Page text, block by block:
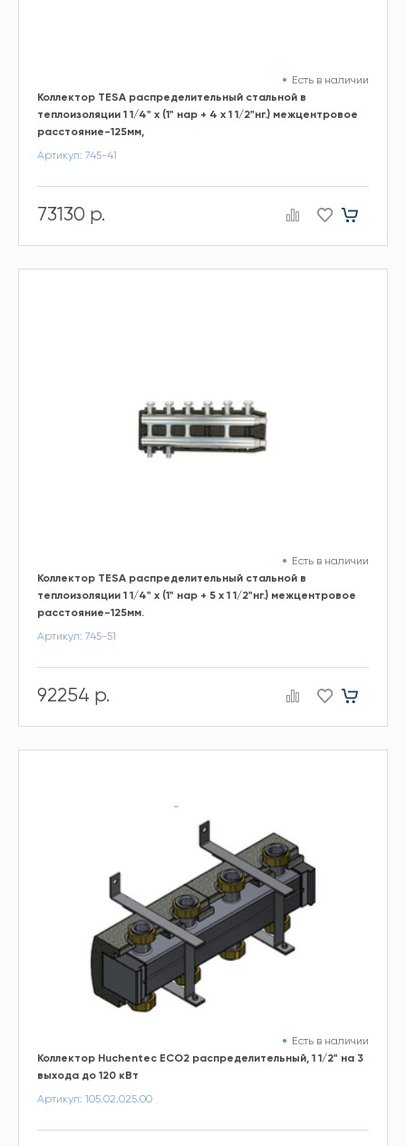
Есть в наличии
Коллектор TESA распределительный стальной в
теплоизоляции 1 1/4" х (1" нар + 4 х 1 1/2"нг.) межцентровое
расстояние-125мм,
Артикул: 745-41
73130 р.
Есть в наличии
Коллектор TESA распределительный стальной в
теплоизоляции 1 1/4" х (1" нар + 5 х 1 1/2"нг.) межцентровое
расстояние-125мм.
Артикул: 745-51
92254 р.
Есть в наличии
Коллектор Huchentec ECO2 распределительный, 1 1/2" на 3
выхода до 120 кВт
Артикул: 105.02.025.00